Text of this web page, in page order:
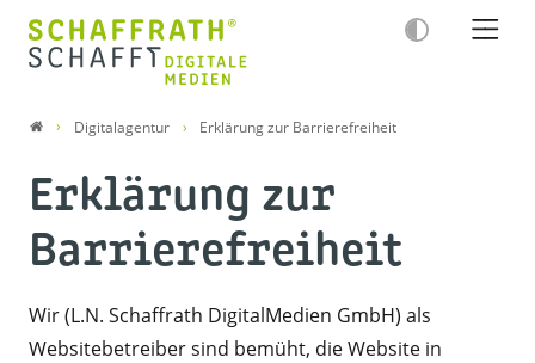
Digitalagentur Erklärung zur Barrierefreiheit
Erklärung zur
Barrierefreiheit
Wir (L.N. Schaffrath DigitalMedien GmbH) als
Websitebetreiber sind bemüht, die Website in